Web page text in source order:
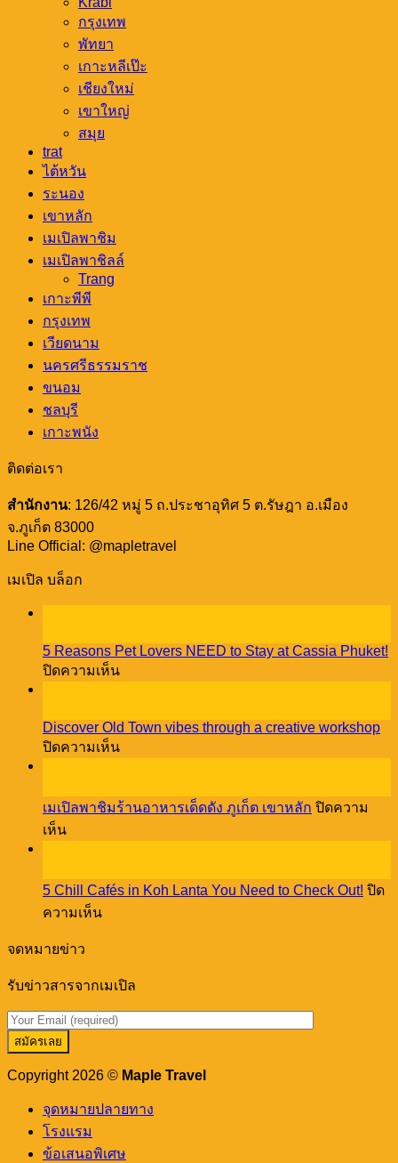
กรุงเทพ
พัทยา
เกาะหลีเป๊ะ
เชียงใหม่
เขาใหญ่
สมุย
trat
ไต้หวัน
ระนอง
เขาหลัก
เมเปิลพาชิม
เมเปิลพาชิลล์
Trang
เกาะพีพี
กรุงเทพ
เวียดนาม
นครศรีธรรมราช
ขนอม
ชลบุรี
เกาะพนัง
ติดต่อเรา
สำนักงาน: 126/42 หมู่ 5 ถ.ประชาอุทิศ 5 ต.รัษฎา อ.เมือง
จ.ภูเก็ต 83000
Line Official: @mapletravel
เมเปิล บล็อก
5 Reasons Pet Lovers NEED to Stay at Cassia Phuket!
ปิดความเห็นบน
Pet
Lovers
NEED
at
Cassia
Discover Old Town vibes through a creative workshop
ปิดความเห็นบน
Town
vibes
เมเปิลพาชิมร้านอาหารเด็ดดัง ภูเก็ต เขาหลัก ปิดความ
เห็นบน
พา
ชิม
ร้าน
เด็ด
ภูเก็ต
เขา
หลัก
5 Chill Cafés in Koh Lanta You Need to Check Out! ปิด
ความเห็นบน
Koh
Lanta
You
Check
จดหมายข่าว
รับข่าวสารจากเมเปิล
Copyright 2026 © Maple Travel
จุดหมายปลายทาง
โรงแรม
ข้อเสนอพิเศษ